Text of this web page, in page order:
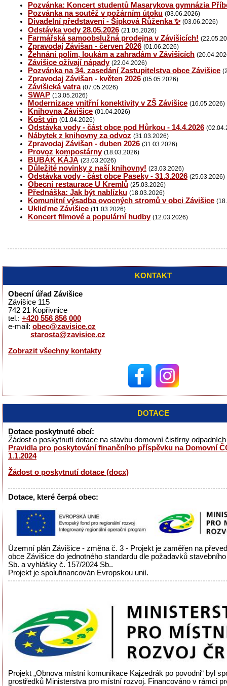
Pozvánka: Koncert studentů Masarykova gymnázia
Pozvánka na soutěž v požárním útoku (03.06.2026)
Divadelní představení - Šípková Růženka ✨ (03.06.2026)
Odstávka vody 28.05.2026 (21.05.2026)
Farmářská samoobslužná prodejna v Závišicích!
Zpravodaj Závišan - červen 2026 (01.06.2026)
Žehnání polím, loukám a zahradám v Závišicích
Závišice ožívají nápady (22.04.2026)
Pozvánka na 34. zasedání Zastupitelstva obce Závišice
Zpravodaj Závišan - květen 2026 (05.05.2026)
Závišická vatra (07.05.2026)
SWAP (13.05.2026)
Modernizace vnitřní konektivity v ZŠ Závišice (16.05.2026)
Knihovna Závišice (01.04.2026)
Košt vín (01.04.2026)
Odstávka vody - část obce pod Hůrkou - 14.4.2026
Nábytek z knihovny za odvoz (31.03.2026)
Zpravodaj Závišan - duben 2026 (31.03.2026)
Provoz kompostárny (18.03.2026)
BUBÁK KÁJA (23.03.2026)
Důležité novinky z naší knihovny! (23.03.2026)
Odstávka vody - část obce Paseky - 31.3.2026 (25.03.2026)
Obecní restaurace U Kremlů (25.03.2026)
Přednáška: Jak být nablízku (18.03.2026)
Komunitní výsadba ovocných stromů v obci Závišice
Ukliďme Závišice (11.03.2026)
Koncert filmové a populární hudby (12.03.2026)
KONTAKT
Obecní úřad Závišice
Závišice 115
742 21 Kopřivnice
tel.: +420 556 856 000
e-mail: obec@zavisice.cz
starosta@zavisice.cz
Zobrazit všechny kontakty
DOTACE
Dotace poskytnuté obcí:
Žádost o poskytnutí dotace na stavbu domovní čistírny
Pravidla pro poskytování finančního příspěvku na Domovní
1.1.2024
Žádost o poskytnutí dotace (docx)
Dotace, které čerpá obec:
Územní plán Závišice - změna č. 3 - Projekt je zaměřen na
obce Závišice do jednotného standardu dle požadavků
Sb. a vyhlášky č. 157/2024 Sb..
Projekt je spolufinancován Evropskou unií.
Projekt „Obnova místní komunikace Kajzedrák po povodni“ byl
prostředků Ministerstva pro místní rozvoj. Financováno v rámci